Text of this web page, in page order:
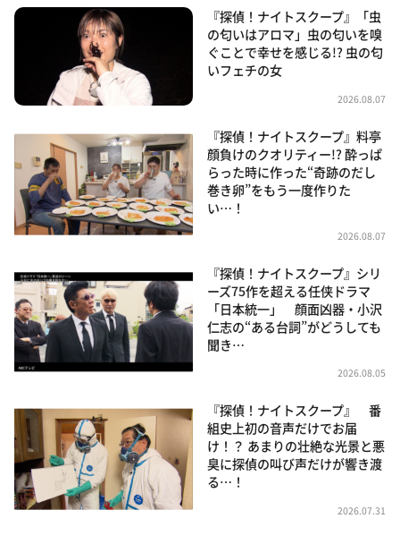
『探偵！ナイトスクープ』「虫
の匂いはアロマ」虫の匂いを嗅
ぐことで幸せを感じる!? 虫の匂
いフェチの女
2026.08.07
『探偵！ナイトスクープ』料亭
顔負けのクオリティー!? 酔っぱ
らった時に作った“奇跡のだし
巻き卵”をもう一度作りた
い…！
2026.08.07
『探偵！ナイトスクープ』シリ
ーズ75作を超える任侠ドラマ
「日本統一」 顔面凶器・小沢
仁志の“ある台詞”がどうしても
聞き…
2026.08.05
『探偵！ナイトスクープ』 番
組史上初の音声だけでお届
け！？ あまりの壮絶な光景と悪
臭に探偵の叫び声だけが響き渡
る…！
2026.07.31